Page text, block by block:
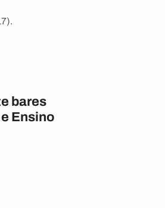
bares
Ensino